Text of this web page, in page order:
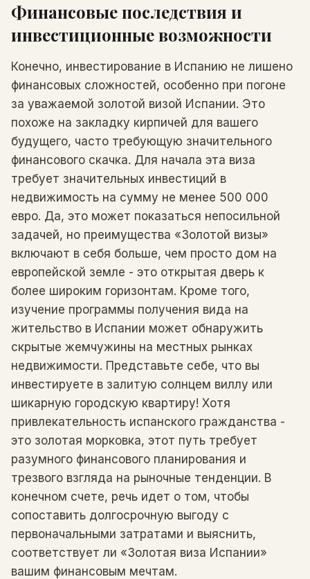
Финансовые последствия и
инвестиционные возможности
Конечно, инвестирование в Испанию не лишено
финансовых сложностей, особенно при погоне
за уважаемой золотой визой Испании. Это
похоже на закладку кирпичей для вашего
будущего, часто требующую значительного
финансового скачка. Для начала эта виза
требует значительных инвестиций в
недвижимость на сумму не менее 500 000
евро. Да, это может показаться непосильной
задачей, но преимущества «Золотой визы»
включают в себя больше, чем просто дом на
европейской земле - это открытая дверь к
более широким горизонтам. Кроме того,
изучение программы получения вида на
жительство в Испании может обнаружить
скрытые жемчужины на местных рынках
недвижимости. Представьте себе, что вы
инвестируете в залитую солнцем виллу или
шикарную городскую квартиру! Хотя
привлекательность испанского гражданства -
это золотая морковка, этот путь требует
разумного финансового планирования и
трезвого взгляда на рыночные тенденции. В
конечном счете, речь идет о том, чтобы
сопоставить долгосрочную выгоду с
первоначальными затратами и выяснить,
соответствует ли «Золотая виза Испании»
вашим финансовым мечтам.